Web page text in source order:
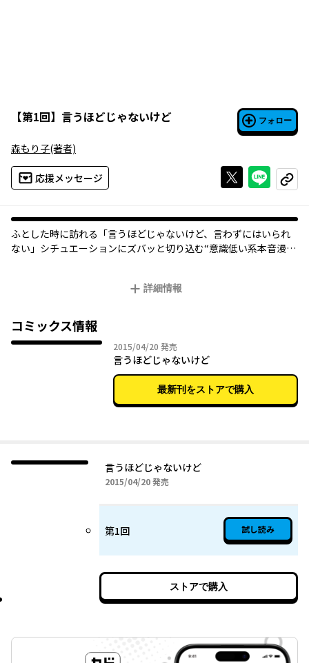
【第1回】 言うほどじゃないけど フォロー
森もり子(著者)
応援メッセージ Xで投稿する
ライン
コピー
ふとした時に訪れる「言うほどじゃないけど、言わずにはいられ
ない」シチュエーションにズバッと切り込む“意識低い系本音漫
詳細情報
コミックス情報
2015/04/20 2015年04月20日
発売
言うほどじゃないけど
最新刊をストアで購入
言うほどじゃないけど
2015/04/202015年04月20日
発売
第1回 試し読み
ストアで購入